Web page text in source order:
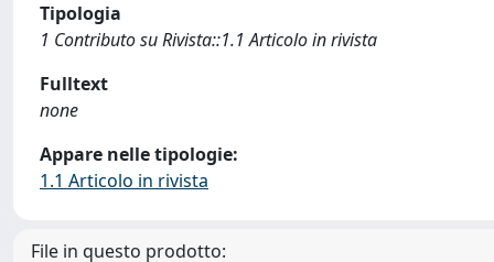
Tipologia
1 Contributo su Rivista::1.1 Articolo in rivista
Fulltext
none
Appare nelle tipologie:
1.1 Articolo in rivista
File in questo prodotto: